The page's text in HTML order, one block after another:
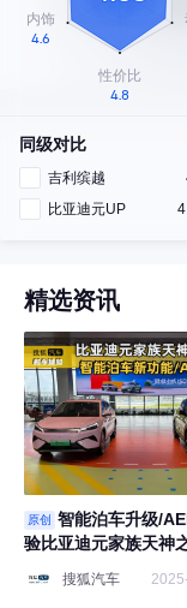
同级对比
吉利缤越
比亚迪元UP
精选资讯
原创
智能泊车升级/
验比亚迪元家族天神
搜狐汽车